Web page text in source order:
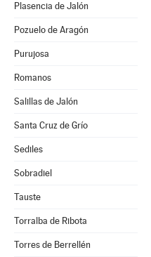
Plasencia de Jalón
Pozuelo de Aragón
Purujosa
Romanos
Salillas de Jalón
Santa Cruz de Grío
Sediles
Sobradiel
Tauste
Torralba de Ribota
Torres de Berrellén